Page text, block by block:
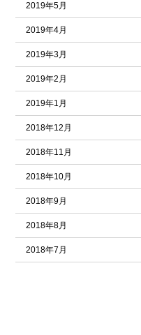
2019年5月
2019年4月
2019年3月
2019年2月
2019年1月
2018年12月
2018年11月
2018年10月
2018年9月
2018年8月
2018年7月